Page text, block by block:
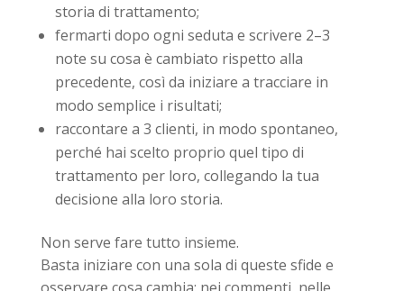
storia di trattamento;
fermarti dopo ogni seduta e scrivere 2–3
note su cosa è cambiato rispetto alla
precedente, così da iniziare a tracciare in
modo semplice i risultati;
raccontare a 3 clienti, in modo spontaneo,
perché hai scelto proprio quel tipo di
trattamento per loro, collegando la tua
decisione alla loro storia.
Non serve fare tutto insieme.
Basta iniziare con una sola di queste sfide e